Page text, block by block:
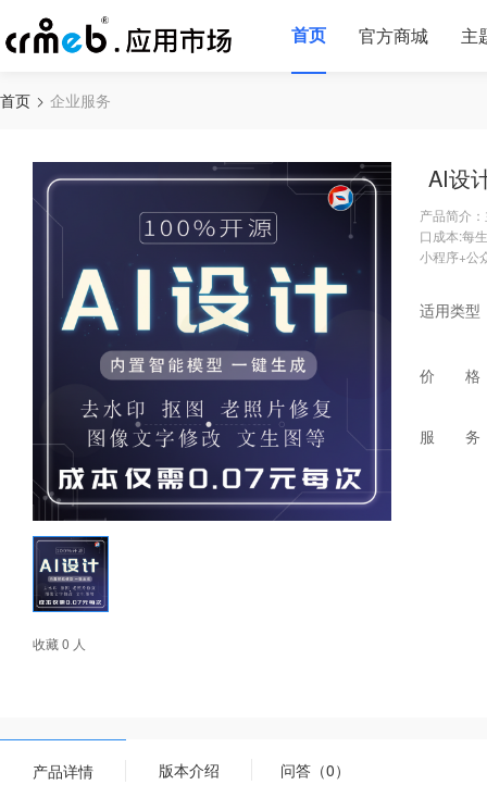
首页 官方商城 主
首页 企业服务
收藏 0 人
AI设
产品简介
口成本:每
小程序+公
适用类型
价 格
服 务
产品详情 版本介绍 问答（0）